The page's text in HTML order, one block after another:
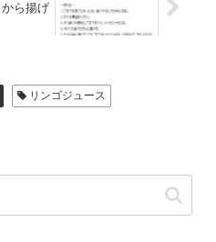
ら揚げ
リンゴジュース